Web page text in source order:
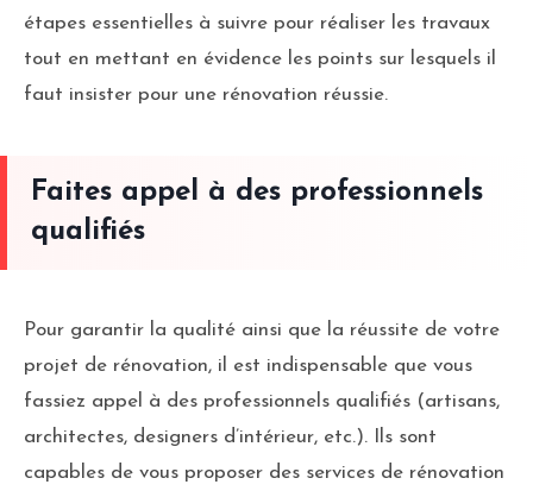
étapes essentielles à suivre pour réaliser les travaux
tout en mettant en évidence les points sur lesquels il
faut insister pour une rénovation réussie.
Faites appel à des professionnels
qualifiés
Pour garantir la qualité ainsi que la réussite de votre
projet de rénovation, il est indispensable que vous
fassiez appel à des professionnels qualifiés (artisans,
architectes, designers d’intérieur, etc.). Ils sont
capables de vous proposer des services de rénovation